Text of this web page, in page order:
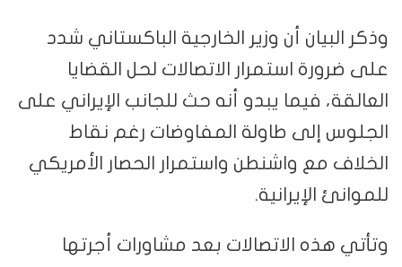
وذكر البيان أن وزير الخارجية الباكستاني شدد
على ضرورة استمرار الاتصالات لحل القضايا
العالقة، فيما يبدو أنه حث للجانب الإيراني على
الجلوس إلى طاولة المفاوضات رغم نقاط
الخلاف مع واشنطن واستمرار الحصار الأمريكي
للموانئ الإيرانية.
وتأتي هذه الاتصالات بعد مشاورات أجرتها